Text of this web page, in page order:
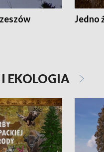
Jedno
EKOLOGIA